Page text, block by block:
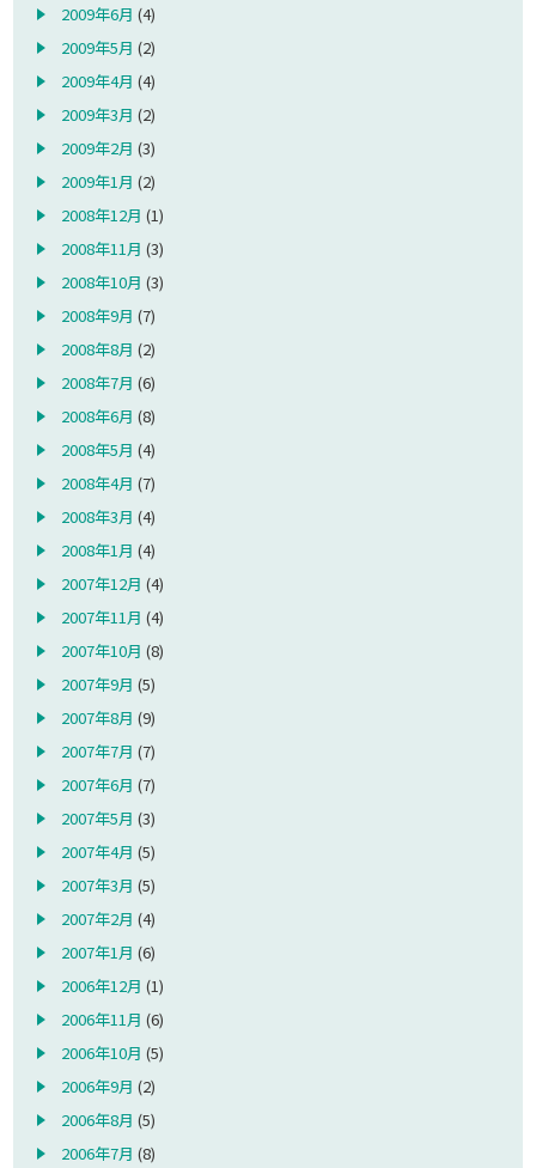
2009年6月 (4)
2009年5月 (2)
2009年4月 (4)
2009年3月 (2)
2009年2月 (3)
2009年1月 (2)
2008年12月 (1)
2008年11月 (3)
2008年10月 (3)
2008年9月 (7)
2008年8月 (2)
2008年7月 (6)
2008年6月 (8)
2008年5月 (4)
2008年4月 (7)
2008年3月 (4)
2008年1月 (4)
2007年12月 (4)
2007年11月 (4)
2007年10月 (8)
2007年9月 (5)
2007年8月 (9)
2007年7月 (7)
2007年6月 (7)
2007年5月 (3)
2007年4月 (5)
2007年3月 (5)
2007年2月 (4)
2007年1月 (6)
2006年12月 (1)
2006年11月 (6)
2006年10月 (5)
2006年9月 (2)
2006年8月 (5)
2006年7月 (8)